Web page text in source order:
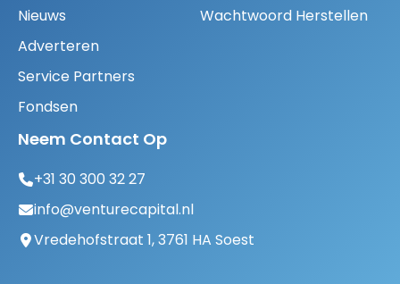
Nieuws
Adverteren
Service Partners
Fondsen
Wachtwoord Herstellen
Neem Contact Op
+31 30 300 32 27
info@venturecapital.nl
Vredehofstraat 1, 3761 HA Soest